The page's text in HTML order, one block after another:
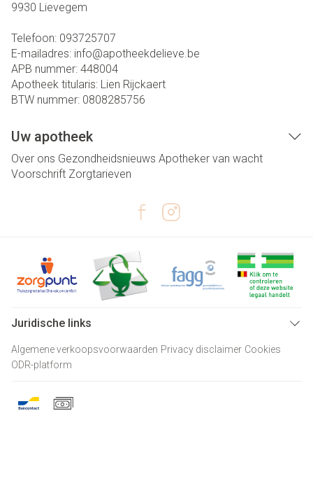
9930 Lievegem
Telefoon: 093725707
E-mailadres: info@apotheekdelieve.be
APB nummer: 448004
Apotheek titularis: Lien Rijckaert
BTW nummer: 0808285756
Uw apotheek
Over ons Gezondheidsnieuws Apotheker van wacht
Voorschrift Zorgtarieven
Juridische links
Algemene verkoopsvoorwaarden Privacy disclaimer Cookies
ODR-platform